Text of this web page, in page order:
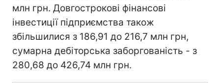
млн грн. Довгострокові фінансові
інвестиції підприємства також
збільшилися з 186,91 до 216,7 млн грн,
сумарна дебіторська заборгованість - з
280,68 до 426,74 млн грн.